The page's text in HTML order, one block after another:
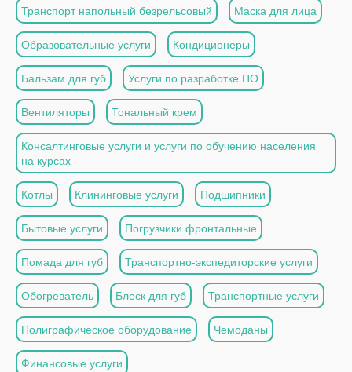
Транспорт напольный безрельсовый Маска для лица
Образовательные услуги Кондиционеры
Бальзам для губ Услуги по разработке ПО
Вентиляторы Тональный крем
Консалтинговые услуги и услуги по обучению населения
на курсах
Котлы Клининговые услуги Подшипники
Бытовые услуги Погрузчики фронтальные
Помада для губ Транспортно-экспедиторские услуги
Обогреватель Блеск для губ Транспортные услуги
Полиграфическое оборудование Чемоданы
Финансовые услуги